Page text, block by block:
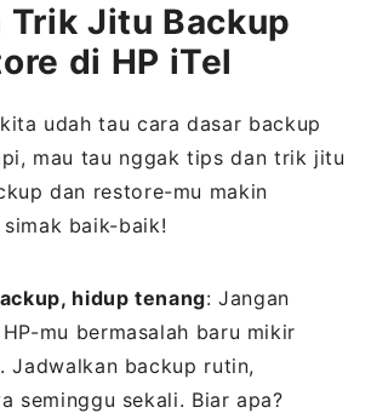
Trik Jitu Backup
di HP iTel
udah tau cara dasar backup
mau tau nggak tips dan trik jitu
dan restore-mu makin
simak baik-baik!
hidup tenang: Jangan
mu bermasalah baru mikir
Jadwalkan backup rutin,
seminggu sekali. Biar apa?